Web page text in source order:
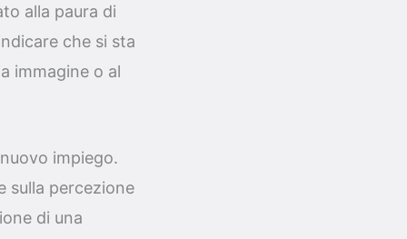
alla paura di
che si sta
immagine o al
impiego.
sulla percezione
di una